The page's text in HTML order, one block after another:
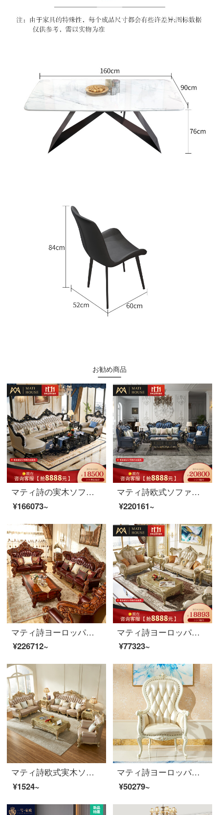
お勧め商品
マティ詩の実木ソファ欧式ソファ豪華新古典中小型ソファリビング家具【欧式黒古典】三人+貴妃曲がり角ソファ3.2メートル
¥166073~
マティ詩欧式ソファ木ソファ新古典ソファ鋼青い本革ソファ両面彫刻実木ソファセットバートン・クラシック全木サファイアソファ【123セット】
¥220161~
マティ詩ヨーロッパ式ソファアメリカ式ソファ豪華別荘実用木家具実木本革ソファリビングセット868 SFタイゴム木耐摩耗性真牛ソファ3人です。
¥226712~
マティ詩ヨーロッパ式の本革ソファー、アメリカーノ軽豪華実木客間家具セット123金色実木両面彫刻本革ソファ【貴妃椅子】
¥77323~
マティ詩欧式実木ソファ客間小型別荘家具セット本革ソファセット【郵送オーダーメイド皮革、色版】
¥1524~
マティ詩ヨーロッパ式の本革の肘掛け椅子宮廷書斎椅子の主人椅子の木の食事椅子の欧式の木のレジャー椅子【手すり付き】
¥50279~